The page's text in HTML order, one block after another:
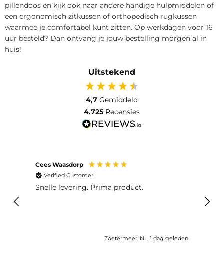
pillendoos en kijk ook naar andere handige hulpmiddelen of
een ergonomisch zitkussen of orthopedisch rugkussen
waarmee je comfortabel kunt zitten. Op werkdagen voor 16
uur besteld? Dan ontvang je jouw bestelling morgen al in
huis!
Uitstekend
4,7 Gemiddeld
4.725 Recensies
Cees Waasdorp
Verified Customer
Snelle levering. Prima product.
Zoetermeer, NL, 1 dag geleden
lang